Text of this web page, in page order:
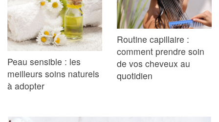
Peau sensible : les
meilleurs soins naturels
à adopter
Routine capillaire :
comment prendre soin
de vos cheveux au
quotidien